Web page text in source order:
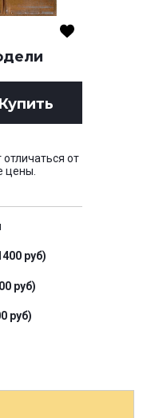
Купить
от
цены.
руб)
руб)
руб)